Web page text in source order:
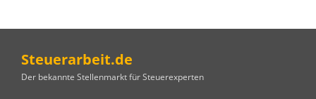
Steuerarbeit.de
Der bekannte Stellenmarkt für Steuerexperten